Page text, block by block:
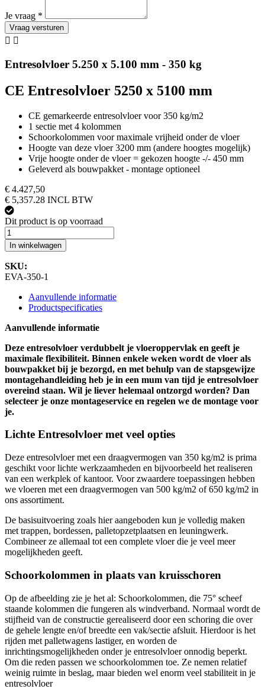
Je vraag *
Vraag versturen
 
Entresolvloer 5.250 x 5.100 mm - 350 kg
CE Entresolvloer 5250 x 5100 mm
CE gemarkeerde entresolvloer voor 350 kg/m2
1 sectie met 4 kolommen
Schoorkolommen voor maximale vrijheid onder de vloer
Hoogte van deze vloer 3200 mm (andere hoogtes mogelijk)
Vrije hoogte onder de vloer = gekozen hoogte -/- 450 mm
Geleverd als bouwpakket - montage optioneel
€ 4.427,50
€ 5,357.28 INCL BTW
Dit product is op voorraad
In winkelwagen
SKU:
EVA-350-1
Aanvullende informatie
Productspecificaties
Aanvullende informatie
Deze entresolvloer verdubbelt je vloeroppervlak en geeft je
maximale flexibiliteit. Binnen enkele weken wordt de vloer als
bouwpakket bij je bezorgd, en met behulp van de stapsgewijze
montagehandleiding heb je in een mum van tijd je entresolvloer
overeind staan. Wil je liever helemaal ontzorgd worden? Dan
selecteer je onze montageservice en regelen we de montage voor
je.
Lichte Entresolvloer met veel opties
Deze entresolvloer met een draagvermogen van 350 kg/m2 is prima
geschikt voor lichte werkzaamheden en bijvoorbeeld het realiseren
van een werkplek of kantoor. Voor zwaardere toepassingen hebben
we vloeren met een draagvermogen van 500 kg/m2 of 650 kg/m2 in
ons assortiment.
De basisuitvoering zoals hier aangeboden kun je volledig maken
met trappen, bordessen, palletopzetplaatsen en leuningwerk.
Combineer ze allemaal tot een complete vloer die je veel meer
mogelijkheden geeft.
Schoorkolommen in plaats van kruisschoren
Op de afbeelding zie je het al: Schoorkolommen, die 75° scheef
staande kolommen die fungeren als windverband. Normaal wordt de
stijfheid van de constructie gerealiseerd door een schoring die over
de gehele lengte en/of breedte een vak/sectie afsluit. Hierdoor is het
rijden met palletwagens lastiger, en worden de
inrichtingsmogelijkheden onder je entresolvloer onnodig beperkt.
Om die reden passen we schoorkolommen toe. Ze nemen relatief
weinig ruimte in beslag, maar bieden wel enorm veel stabiliteit in je
entresolvloer